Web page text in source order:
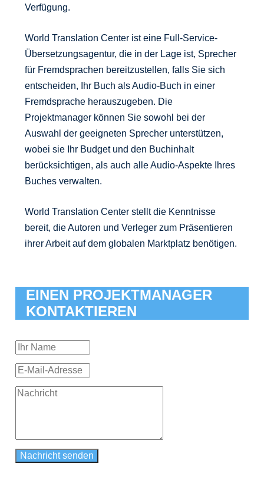
Verfügung.
World Translation Center ist eine Full-Service-
Übersetzungsagentur, die in der Lage ist, Sprecher
für Fremdsprachen bereitzustellen, falls Sie sich
entscheiden, Ihr Buch als Audio-Buch in einer
Fremdsprache herauszugeben. Die
Projektmanager können Sie sowohl bei der
Auswahl der geeigneten Sprecher unterstützen,
wobei sie Ihr Budget und den Buchinhalt
berücksichtigen, als auch alle Audio-Aspekte Ihres
Buches verwalten.
World Translation Center stellt die Kenntnisse
bereit, die Autoren und Verleger zum Präsentieren
ihrer Arbeit auf dem globalen Marktplatz benötigen.
EINEN PROJEKTMANAGER
KONTAKTIEREN